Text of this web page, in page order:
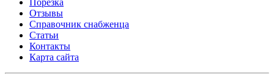
Порезка
Отзывы
Справочник снабженца
Статьи
Контакты
Карта сайта